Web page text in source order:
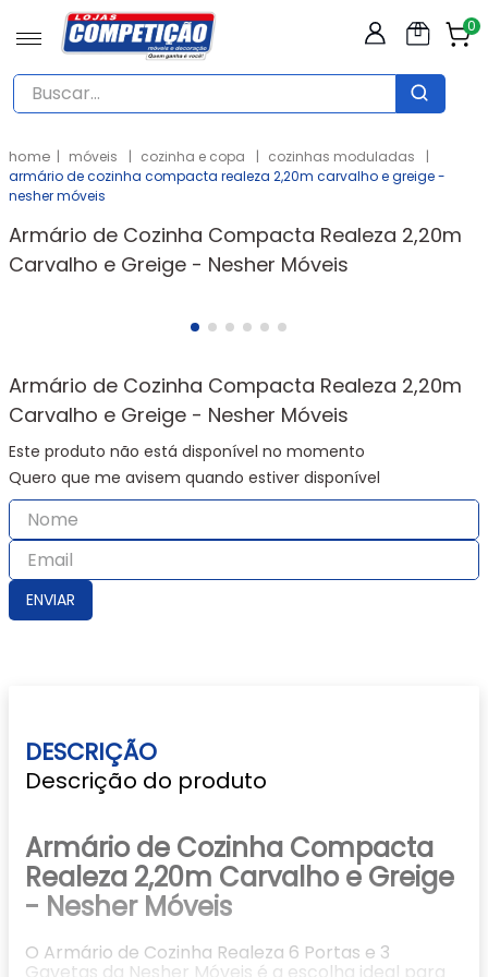
0
Buscar...
móveis cozinha e copa
cozinhas moduladas
armário de cozinha compacta realeza 2,20m carvalho e greige -
nesher móveis
Armário de Cozinha Compacta Realeza 2,20m
Carvalho e Greige - Nesher Móveis
Armário de Cozinha Compacta Realeza 2,20m
Carvalho e Greige - Nesher Móveis
Este produto não está disponível no momento
Quero que me avisem quando estiver disponível
ENVIAR
DESCRIÇÃO
Descrição do produto
Armário de Cozinha Compacta
Realeza 2,20m Carvalho e Greige
- Nesher Móveis
O Armário de Cozinha Realeza 6 Portas e 3
Gavetas da Nesher Móveis é a escolha ideal para
º
sofá
2º
guarda roupas casal
3º
mesa
7º
cama
9º
mesa 4 cadeiras
poltrona